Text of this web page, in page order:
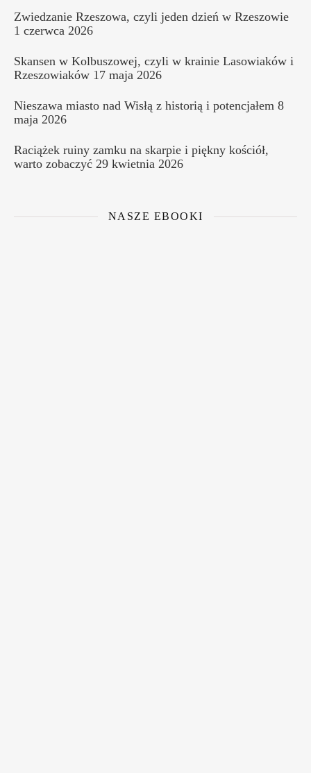
Zwiedzanie Rzeszowa, czyli jeden dzień w Rzeszowie
1 czerwca 2026
Skansen w Kolbuszowej, czyli w krainie Lasowiaków i
Rzeszowiaków 17 maja 2026
Nieszawa miasto nad Wisłą z historią i potencjałem 8
maja 2026
Raciążek ruiny zamku na skarpie i piękny kościół,
warto zobaczyć 29 kwietnia 2026
NASZE EBOOKI